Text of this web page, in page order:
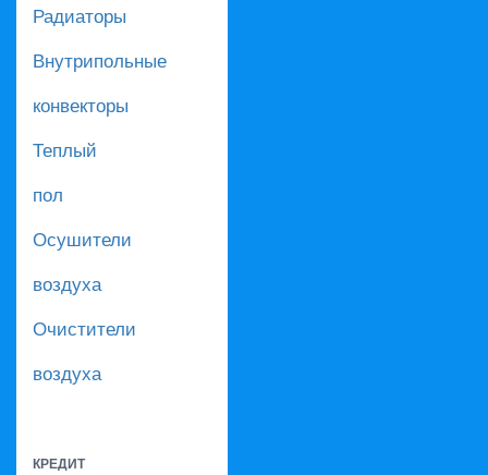
Радиаторы
Внутрипольные
конвекторы
Теплый
пол
Осушители
воздуха
Очистители
воздуха
КРЕДИТ